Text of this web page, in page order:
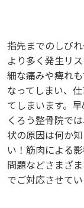
指先までのしび
より多く発生リ
細な痛みや痺れ
なってしまい、
てしまいます。
くろう整骨院で
状の原因は何か
い！筋肉による
問題などさまざ
でご対応させて